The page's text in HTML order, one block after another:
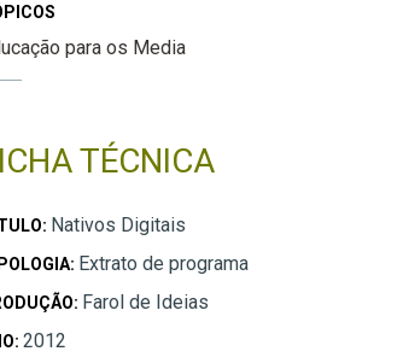
para os Media
TÉCNICA
Nativos Digitais
Extrato de programa
Farol de Ideias
2012